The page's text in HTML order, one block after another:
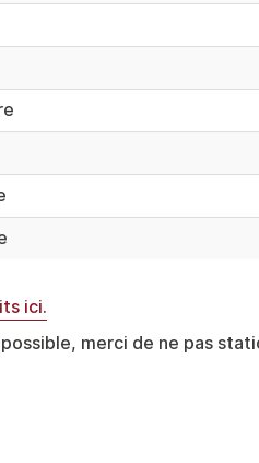
ici.
possible, merci de ne pas